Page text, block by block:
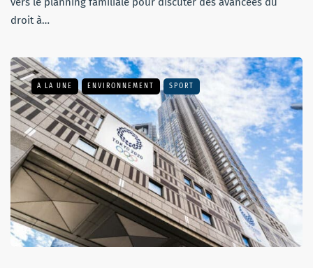
droit à…
A LA UNE ENVIRONNEMENT SPORT